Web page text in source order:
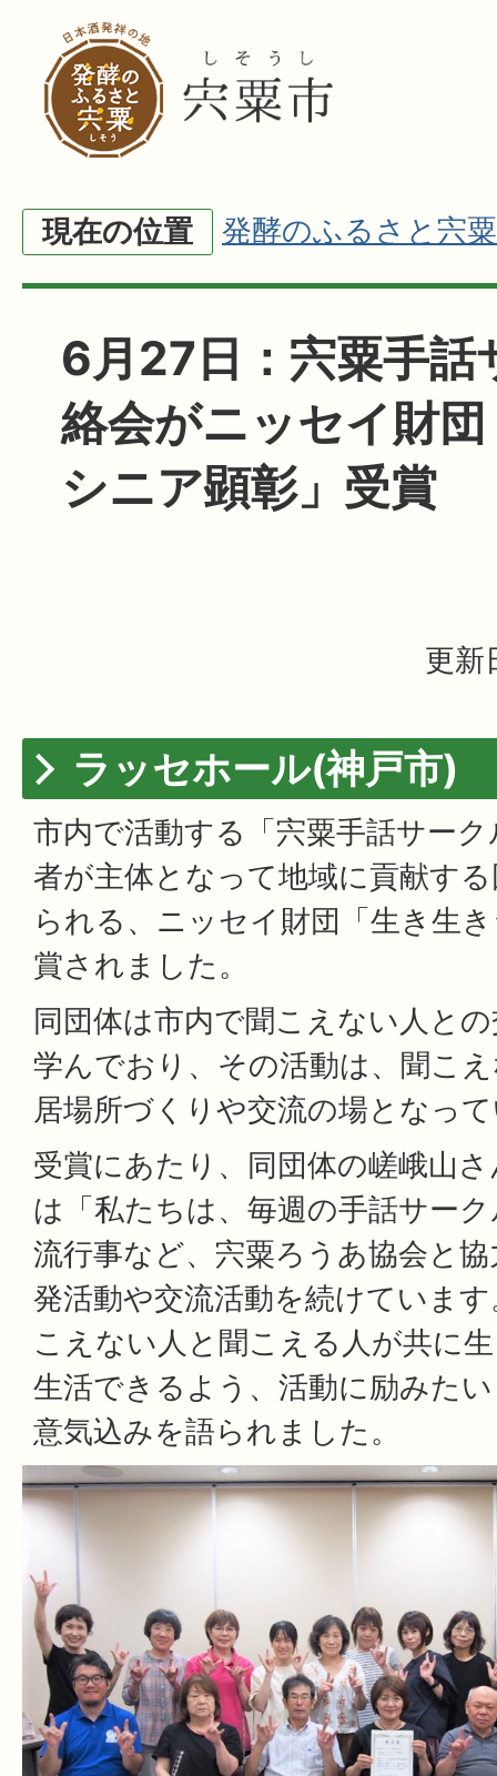
現在の位置 発酵のふるさと宍粟
6月27日：宍粟手話
絡会がニッセイ財
シニア顕彰」受賞
更新
ラッセホール(神戸市)
市内で活動する「宍粟手話サー
者が主体となって地域に貢献す
られる、ニッセイ財団「生き生
賞されました。
同団体は市内で聞こえない人と
学んでおり、その活動は、聞こ
居場所づくりや交流の場となっ
受賞にあたり、同団体の嵯峨山
は「私たちは、毎週の手話サー
流行事など、宍粟ろうあ協会と
発活動や交流活動を続けていま
こえない人と聞こえる人が共に
生活できるよう、活動に励みた
意気込みを語られました。